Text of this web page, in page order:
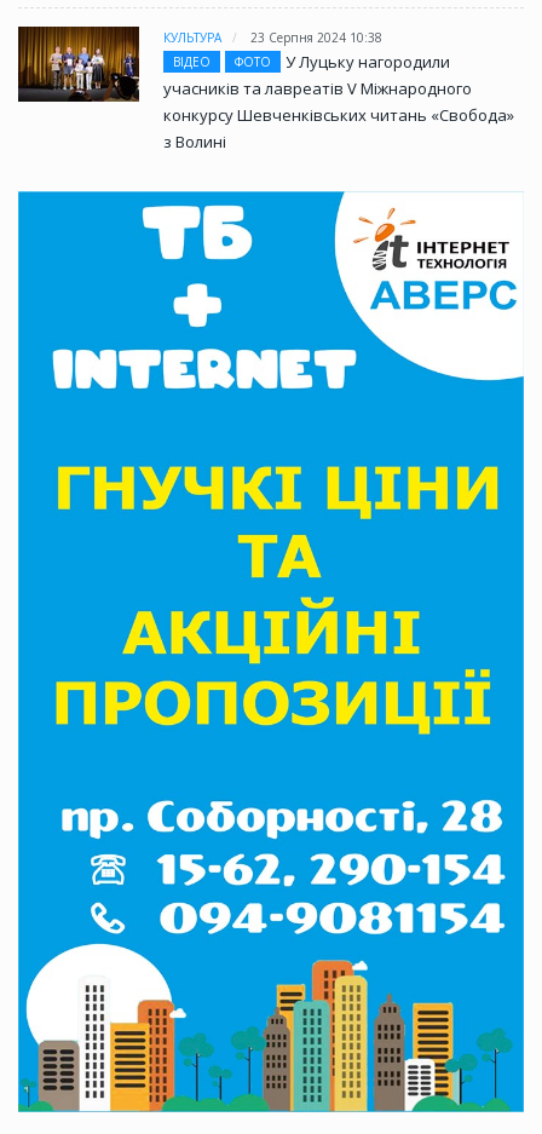
КУЛЬТУРА
23 Серпня 2024 10:38
ВІДЕО
ФОТО
У Луцьку нагородили
учасників та лавреатів V Міжнародного
конкурсу Шевченківських читань «Свобода»
з Волині